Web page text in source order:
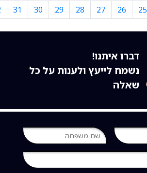
25
26
27
28
29
30
31
דברו איתנו!
נשמח לייעץ ולענות על כל
שאלה